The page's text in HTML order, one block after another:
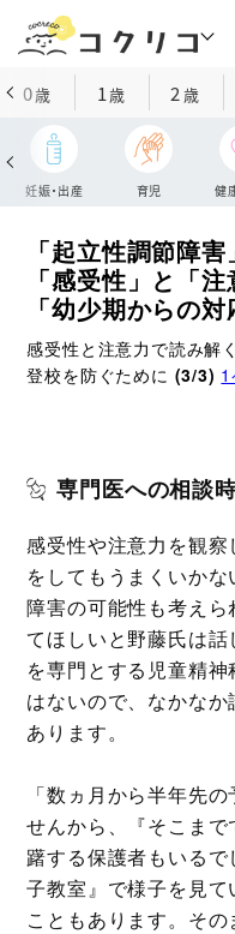
0歳 1歳 2 歳
妊娠・出産 育児 健
「起立性調節障
「感受性」と「
「幼少期からの
感受性と注意力で読み
登校を防ぐために (3/3)
専門医への相談
感受性や注意力を観
をしてもうまくいか
障害の可能性も考え
てほしいと野藤氏は
を専門とする児童精
はないので、なかな
あります。
「数ヵ月から半年先
せんから、『そこま
躇する保護者もいる
子教室』で様子を見
こともあります。そ